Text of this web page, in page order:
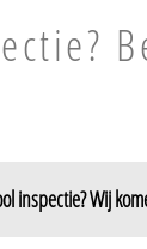
inspectie? Wij